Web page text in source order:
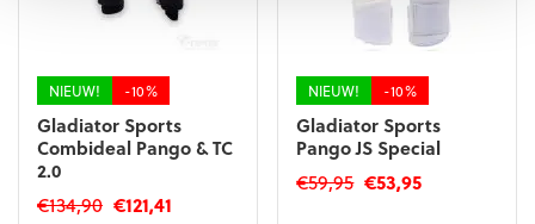
NIEUW! -10%
Gladiator Sports
Combideal Pango & TC
2.0
€134,90 Oorspronkelijke
€121,41
NIEUW! -10%
Gladiator Sports
Pango JS Special
€59,95 Oorspronkelijke
€53,95Huidige